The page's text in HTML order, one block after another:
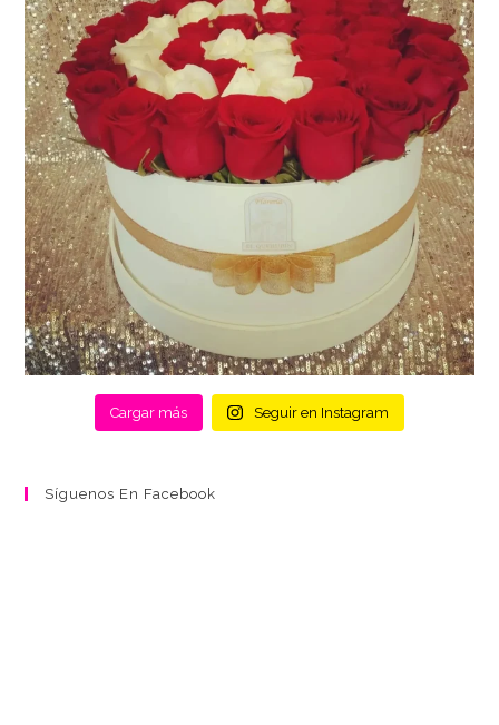
Cargar más Seguir en Instagram
Síguenos En Facebook